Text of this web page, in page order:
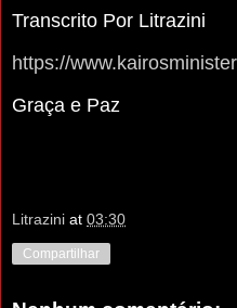
Transcrito Por Litrazini
https://
Graça e Paz
Litrazini at 03:30
Compartilhar